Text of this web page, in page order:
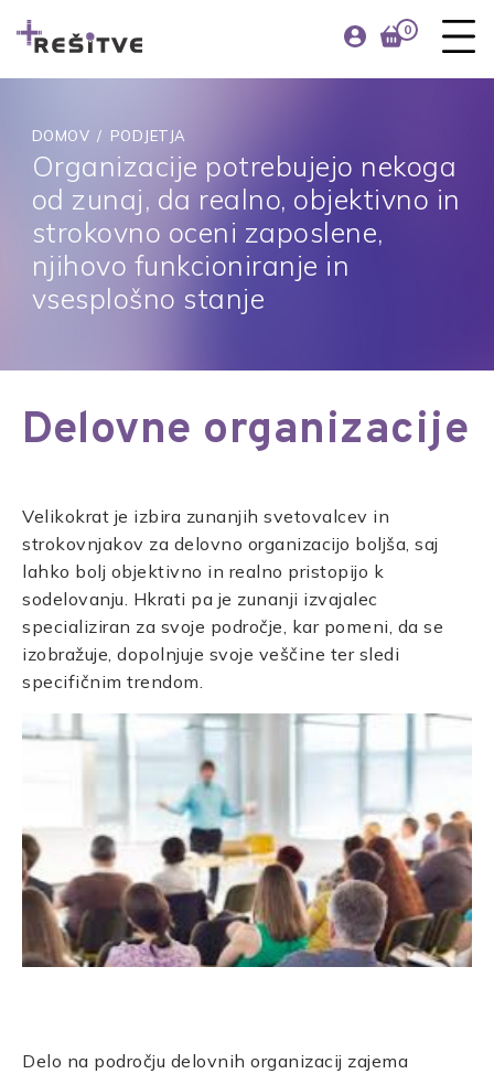
0
DOMOV / PODJETJA
Organizacije potrebujejo nekoga
od zunaj, da realno, objektivno in
strokovno oceni zaposlene,
njihovo funkcioniranje in
vsesplošno stanje
Delovne organizacije
Velikokrat je izbira zunanjih svetovalcev in
strokovnjakov za delovno organizacijo boljša, saj
lahko bolj objektivno in realno pristopijo k
sodelovanju. Hkrati pa je zunanji izvajalec
specializiran za svoje področje, kar pomeni, da se
izobražuje, dopolnjuje svoje veščine ter sledi
specifičnim trendom.
Delo na področju delovnih organizacij zajema